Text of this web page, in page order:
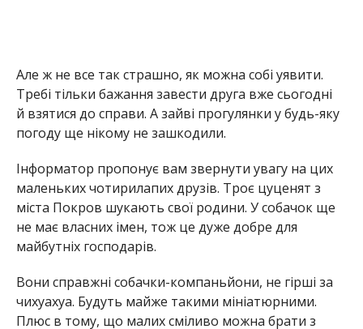
Але ж не все так страшно, як можна собі уявити.
Требі тільки бажання завести друга вже сьогодні
й взятися до справи. А зайві прогулянки у будь-яку
погоду ще нікому не зашкодили.
Інформатор пропонує вам звернути увагу на цих
маленьких чотирилапих друзів. Троє цуценят з
міста Покров шукають свої родини. У собачок ще
не має власних імен, тож це дуже добре для
майбутніх господарів.
Вони справжні собачки-компаньйони, не гірші за
чихуахуа. Будуть майже такими мініатюрними.
Плюс в тому, що малих сміливо можна брати з